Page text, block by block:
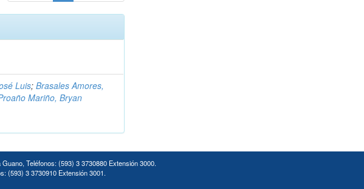
Luis;Brasales Amores,
Mariño, Bryan
Teléfonos: (593) 3 3730880 Extensión 3000.
(593) 3 3730910 Extensión 3001.